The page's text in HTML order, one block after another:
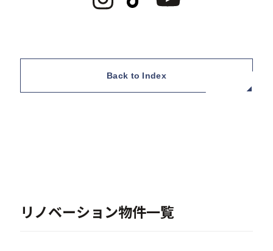
Back to Index
リノベーション物件一覧